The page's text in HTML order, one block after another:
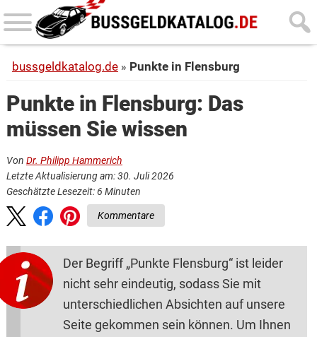
Skip
to
content
Skip
to
sidebar
bussgeldkatalog.de Punkte in Flensburg
Punkte in Flensburg: Das
müssen Sie wissen
Von Dr. Philipp Hammerich
Letzte Aktualisierung am: 30. Juli 2026
Geschätzte Lesezeit:6 Minuten
Kommentare
Der Begriff „Punkte Flensburg“ ist leider
nicht sehr eindeutig, sodass Sie mit
unterschiedlichen Absichten auf unsere
Seite gekommen sein können. Um Ihnen